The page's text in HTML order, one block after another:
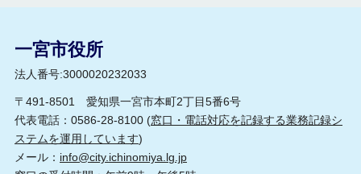
一宮市役所
法人番号:3000020232033
〒491-8501 愛知県一宮市本町2丁目5番6号
代表電話：0586-28-8100 (窓口・電話対応を記録する業務記録シ
ステムを運用しています)
メール： info@city.ichinomiya.lg.jp